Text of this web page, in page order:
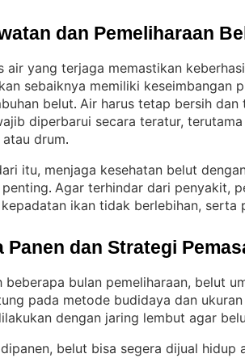
dan Pemeliharaan
air yang terjaga memastikan
sebaiknya memiliki keseimbangan
belut. Air harus tetap bersih dan
diperbarui secara teratur,
drum.
itu, menjaga kesehatan belut
. Agar terhindar dari penyakit,
ikan tidak berlebihan, serta
Panen dan Strategi
beberapa bulan pemeliharaan, belut
pada metode budidaya dan
dengan jaring lembut agar
dipanen, belut bisa segera dijual hidup